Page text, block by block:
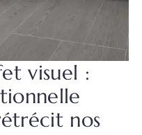
visuel :
nos